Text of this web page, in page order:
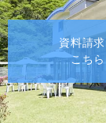
資料請
こちら